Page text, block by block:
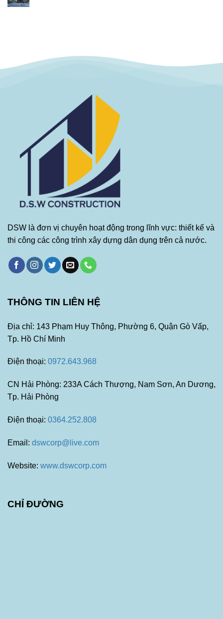
DSW là đơn vị chuyên hoạt động trong lĩnh vực: thiết kế và
thi công các công trình xây dựng dân dụng trên cả nước.
THÔNG TIN LIÊN HỆ
Địa chỉ: 143 Phạm Huy Thông, Phường 6, Quận Gò Vấp,
Tp. Hồ Chí Minh
Điện thoại: 0972.643.968
CN Hải Phòng: 233A Cách Thượng, Nam Sơn, An Dương,
Tp. Hải Phòng
Điện thoại: 0364.252.808
Email: dswcorp@live.com
Website: www.dswcorp.com
CHỈ ĐƯỜNG